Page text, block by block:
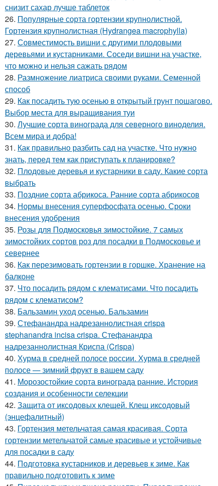
снизит сахар лучше таблеток
26. Популярные сорта гортензии крупнолистной.
Гортензия крупнолистная (Hydrangea macrophylla)
27. Совместимость вишни с другими плодовыми
деревьями и кустарниками. Соседи вишни на участке,
что можно и нельзя сажать рядом
28. Размножение лиатриса своими руками. Семенной
способ
29. Как посадить тую осенью в открытый грунт пошагово.
Выбор места для выращивания туи
30. Лучшие сорта винограда для северного виноделия.
Всем мира и добра!
31. Как правильно разбить сад на участке. Что нужно
знать, перед тем как приступать к планировке?
32. Плодовые деревья и кустарники в саду. Какие сорта
выбрать
33. Поздние сорта абрикоса. Ранние сорта абрикосов
34. Нормы внесения суперфосфата осенью. Сроки
внесения удобрения
35. Розы для Подмосковья зимостойкие. 7 самых
зимостойких сортов роз для посадки в Подмосковье и
севернее
36. Как перезимовать гортензии в горшке. Хранение на
балконе
37. Что посадить рядом с клематисами. Что посадить
рядом с клематисом?
38. Бальзамин уход осенью. Бальзамин
39. Стефанандра надрезаннолистная crispa
stephanandra incisa crispa. Стефанандра
надрезаннолистная Криспа (Crispa)
40. Хурма в средней полосе россии. Хурма в средней
полосе — зимний фрукт в вашем саду
41. Морозостойкие сорта винограда ранние. История
создания и особенности селекции
42. Защита от иксодовых клещей. Клещ иксодовый
(энцефалитный)
43. Гортензия метельчатая самая красивая. Сорта
гортензии метельчатой самые красивые и устойчивые
для посадки в саду
44. Подготовка кустарников и деревьев к зиме. Как
правильно подготовить к зиме